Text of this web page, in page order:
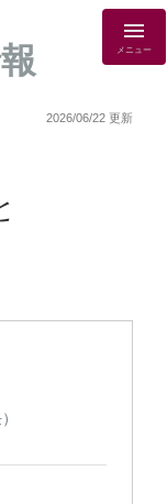
メニュー
2026/06/22 更新